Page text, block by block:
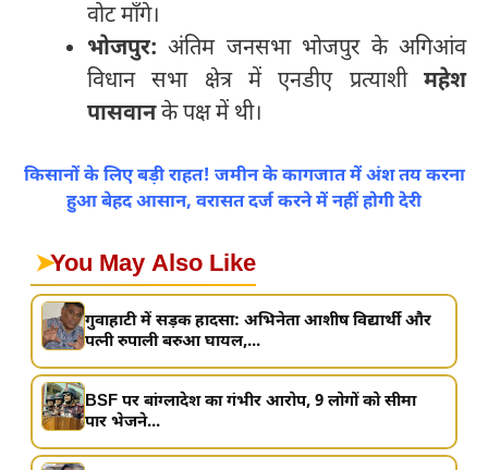
वोट माँगे।
भोजपुर: अंतिम जनसभा भोजपुर के अगिआंव
विधान सभा क्षेत्र में एनडीए प्रत्याशी महेश
पासवानके पक्ष में थी।
किसानों के लिए बड़ी राहत! जमीन के कागजात में अंश तय करना
हुआ बेहद आसान, वरासत दर्ज करने में नहीं होगी देरी
➤You May Also Like
गुवाहाटी में सड़क हादसा: अभिनेता आशीष विद्यार्थी और
पत्नी रुपाली बरुआ घायल,...
BSF पर बांग्लादेश का गंभीर आरोप, 9 लोगों को सीमा
पार भेजने...